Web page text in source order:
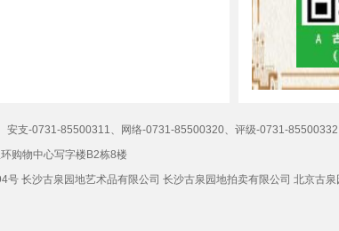
支-0731-85500311、网络-0731-85500320、评级-0731-85500332
购物中心写字楼B2栋8楼
长沙古泉园地艺术品有限公司 长沙古泉园地拍卖有限公司 北京古泉